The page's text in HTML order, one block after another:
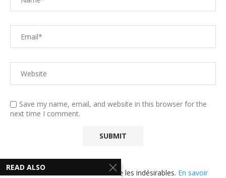
Save my name, email, and website in this browser for the
next time I comment.
Ce site utilise Akismet pour réduire les indésirables. En savoir
READ ALSO